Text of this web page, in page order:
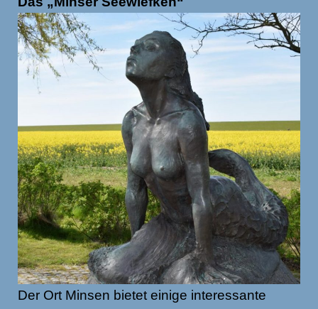
Der Ort Minsen bietet einige interessante